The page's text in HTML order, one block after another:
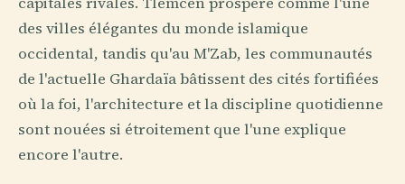
des villes élégantes du monde islamique
occidental, tandis qu'au M'Zab, les communautés
de l'actuelle Ghardaïa bâtissent des cités fortifiées
où la foi, l'architecture et la discipline quotidienne
sont nouées si étroitement que l'une explique
encore l'autre.